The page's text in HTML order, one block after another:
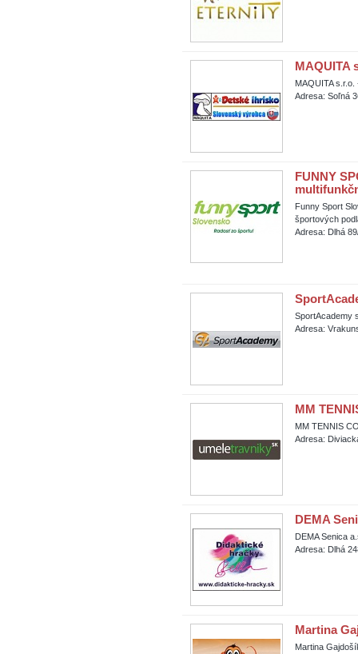
MAQUITA
MAQUITA
Adresa: Soľná
FUNNY
Funny Sport
športových
Adresa: Dlhá
SportAcademy
Adresa:
MM
MM TENNIS
Adresa:
DEMA
DEMA Senica
Adresa: Dlhá
Martina
Martina